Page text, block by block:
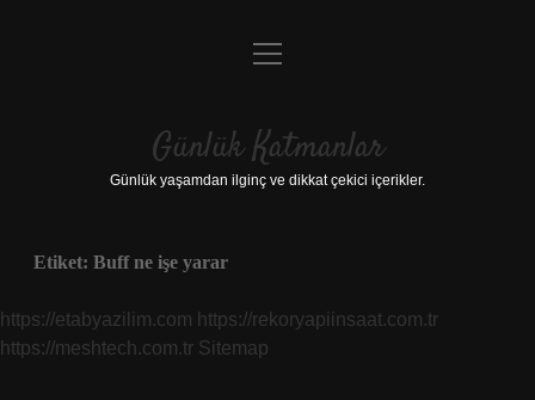
Anasayfa
Yasal Uyarı
menüyü
Günlük Katmanlar
Günlük yaşamdan ilginç ve dikkat çekici içerikler.
Etiket: Buff ne işe yarar
https://etabyazilim.com https://rekoryapiinsaat.com.tr
https://meshtech.com.tr Sitemap